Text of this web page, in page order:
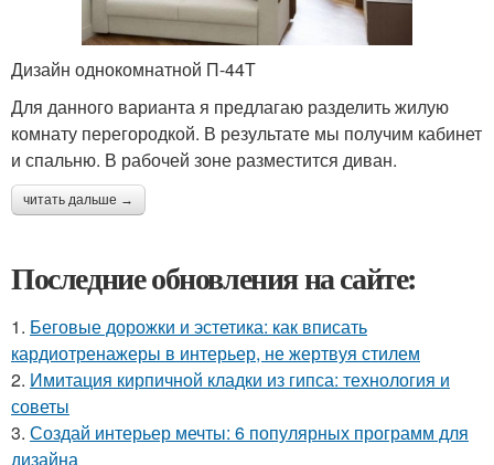
Дизайн однокомнатной П-44Т
Для данного варианта я предлагаю разделить жилую
комнату перегородкой. В результате мы получим кабинет
и спальню. В рабочей зоне разместится диван.
читать дальше →
Последние обновления на сайте:
1. Беговые дорожки и эстетика: как вписать
кардиотренажеры в интерьер, не жертвуя стилем
2. Имитация кирпичной кладки из гипса: технология и
советы
3. Создай интерьер мечты: 6 популярных программ для
дизайна